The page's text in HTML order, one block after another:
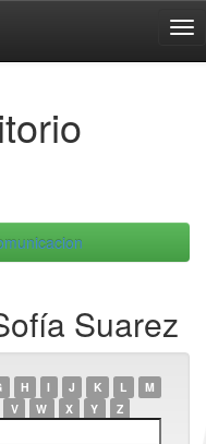
Suarez
H I J K L
M
V W X Y Z